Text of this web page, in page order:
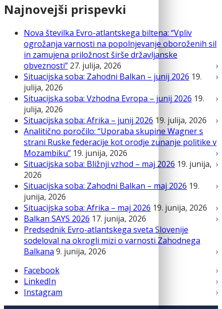
Najnovejši prispevki
Nova številka Evro-atlantskega biltena: “Vpliv
ogrožanja varnosti na popolnjevanje oboroženih sil
in zamujena priložnost širše državljanske
obveznosti” 27. julija, 2026
Situacijska soba: Zahodni Balkan – junij 2026 19.
julija, 2026
Situacijska soba: Vzhodna Evropa – junij 2026 19.
julija, 2026
Situacijska soba: Afrika – junij 2026 19. julija, 2026
Analitično poročilo: “Uporaba skupine Wagner s
strani Ruske federacije kot orodje zunanje politike v
Mozambiku” 19. junija, 2026
Situacijska soba: Bližnji vzhod – maj 2026 19. junija,
2026
Situacijska soba: Zahodni Balkan – maj 2026 19.
junija, 2026
Situacijska soba: Afrika – maj 2026 19. junija, 2026
Balkan SAYS 2026 17. junija, 2026
Predsednik Evro-atlantskega sveta Slovenije
sodeloval na okrogli mizi o varnosti Zahodnega
Balkana 9. junija, 2026
Facebook
LinkedIn
Instagram